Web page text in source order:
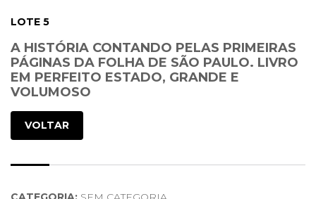
LOTE 5
A HISTÓRIA CONTANDO PELAS PRIMEIRAS
PÁGINAS DA FOLHA DE SÃO PAULO. LIVRO
EM PERFEITO ESTADO, GRANDE E
VOLUMOSO
VOLTAR